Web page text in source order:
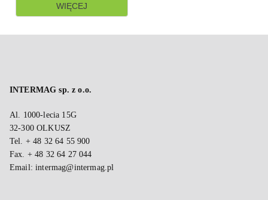
WIĘCEJ
INTERMAG sp. z o.o.
Al. 1000-lecia 15G
32-300 OLKUSZ
Tel. + 48 32 64 55 900
Fax. + 48 32 64 27 044
Email:intermag@intermag.pl